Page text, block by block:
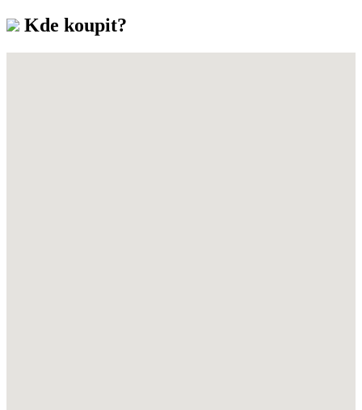
Kde koupit?